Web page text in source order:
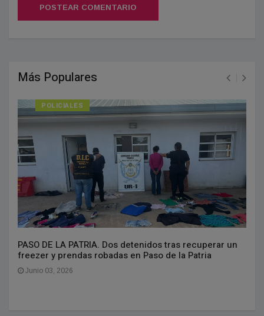
POSTEAR COMENTARIO
Más Populares
POLICIALES
PASO DE LA PATRIA. Dos detenidos tras recuperar un
freezer y prendas robadas en Paso de la Patria
Junio 03, 2026